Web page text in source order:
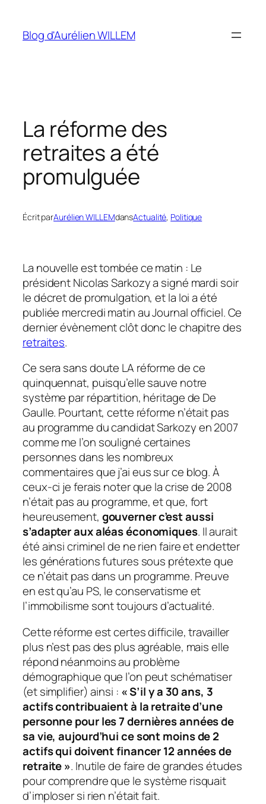
contenu
Blog d'Aurélien WILLEM
La réforme des
retraites a été
promulguée
Écrit parAurélien WILLEMdansActualité, Politique
La nouvelle est tombée ce matin : Le
président Nicolas Sarkozy a signé mardi soir
le décret de promulgation, et la loi a été
publiée mercredi matin au Journal officiel. Ce
dernier évènement clôt donc le chapitre des
retraites.
Ce sera sans doute LA réforme de ce
quinquennat, puisqu’elle sauve notre
système par répartition, héritage de De
Gaulle. Pourtant, cette réforme n’était pas
au programme du candidat Sarkozy en 2007
comme me l’on souligné certaines
personnes dans les nombreux
commentaires que j’ai eus sur ce blog. À
ceux-ci je ferais noter que la crise de 2008
n’était pas au programme, et que, fort
heureusement, gouverner c’est aussi
s’adapter aux aléas économiques. Il aurait
été ainsi criminel de ne rien faire et endetter
les générations futures sous prétexte que
ce n’était pas dans un programme. Preuve
en est qu’au PS, le conservatisme et
l’immobilisme sont toujours d’actualité.
Cette réforme est certes difficile, travailler
plus n’est pas des plus agréable, mais elle
répond néanmoins au problème
démographique que l’on peut schématiser
(et simplifier)ainsi : « S’il y a 30 ans, 3
actifs contribuaient à la retraite d’une
personne pour les 7 dernières années de
sa vie, aujourd’hui ce sont moins de 2
actifs qui doivent financer 12 années de
retraite ». Inutile de faire de grandes études
pour comprendre que le système risquait
d’imploser si rien n’était fait.